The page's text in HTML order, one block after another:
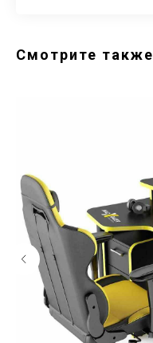
Смотрите также